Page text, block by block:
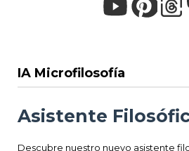
IA Microfilosofía
Asistente
Descubre nuestro nuevo asistente